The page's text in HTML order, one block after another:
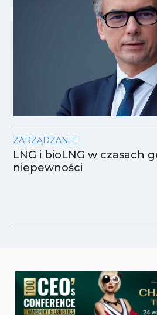
ZARZĄDZANIE
LNG i bioLNG w czasach
niepewności